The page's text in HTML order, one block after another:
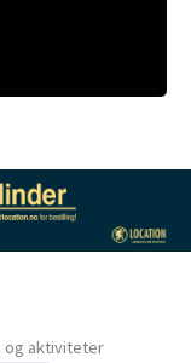
og aktiviteter